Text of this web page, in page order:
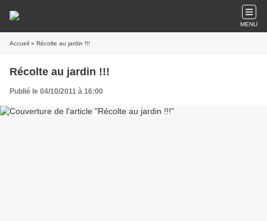
MENU
Accueil » Récolte au jardin !!!
Récolte au jardin !!!
Publié le 04/10/2011 à 16:00